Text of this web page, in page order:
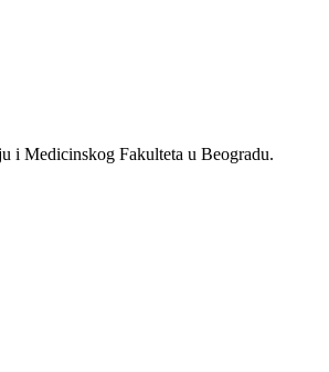
i Medicinskog Fakulteta u Beogradu.